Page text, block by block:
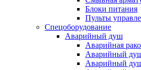
Блоки питания
Пульты
Спецоборудование
Аварийный душ
Аварийная
Аварийный душ
Аварийный душ